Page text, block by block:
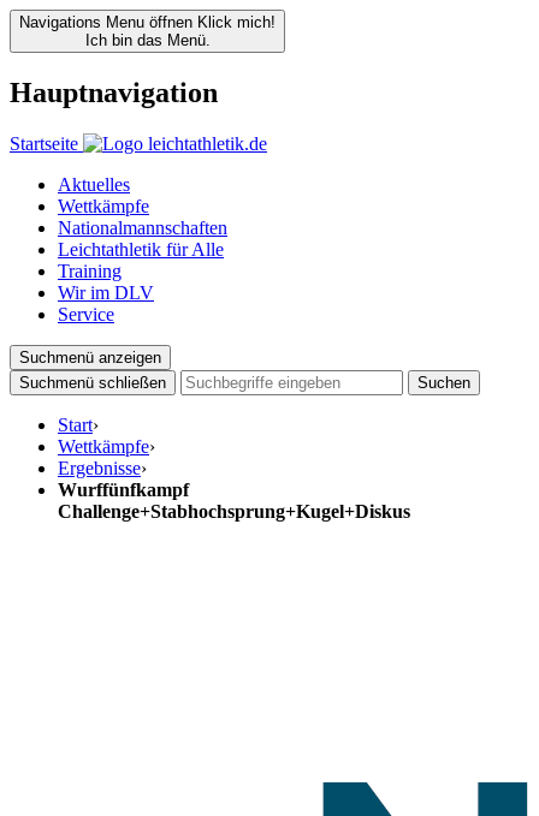
Navigations Menu öffnen Klick mich!
Ich bin das Menü.
Hauptnavigation
Startseite
Aktuelles
Wettkämpfe
Nationalmannschaften
Leichtathletik für Alle
Training
Wir im DLV
Service
Suchmenü anzeigen
Suchmenü schließen
Suchen
Start›
Wettkämpfe›
Ergebnisse›
Wurffünfkampf
Challenge+Stabhochsprung+Kugel+Diskus